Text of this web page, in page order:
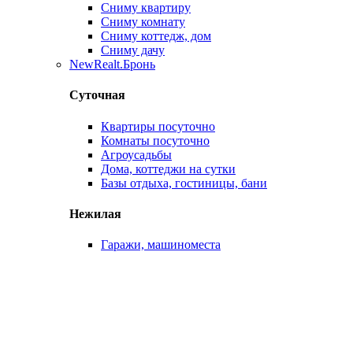
Сниму квартиру
Сниму комнату
Сниму коттедж, дом
Сниму дачу
NewRealt.Бронь
Суточная
Квартиры посуточно
Комнаты посуточно
Агроусадьбы
Дома, коттеджи на сутки
Базы отдыха, гостиницы, бани
Нежилая
Гаражи, машиноместа